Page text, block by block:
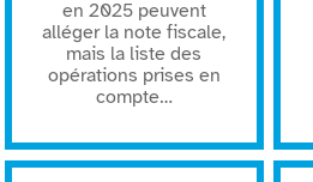
en 2025 peuvent
alléger la note fiscale,
mais la liste des
opérations prises en
compte…